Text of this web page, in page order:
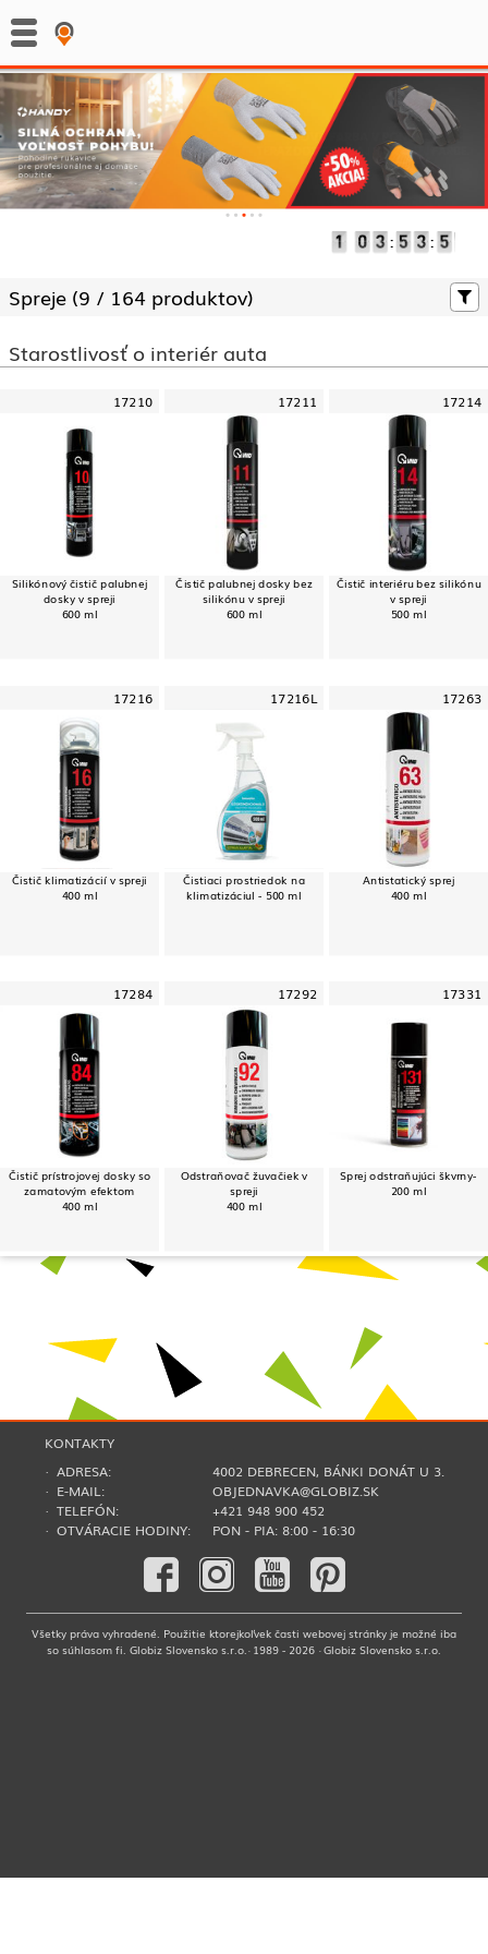
: :
Spreje (9 / 164 produktov)
Starostlivosť o interiér auta
17210
Silikónový čistič palubnej
dosky v spreji
600 ml
17211
Čistič palubnej dosky bez
silikónu v spreji
600 ml
17214
Čistič interiéru bez silikónu
v spreji
500 ml
17216
Čistič klimatizácií v spreji
400 ml
17216L
Čistiaci prostriedok na
klimatizáciul - 500 ml
17263
Antistatický sprej
400 ml
17284
Čistič prístrojovej dosky so
zamatovým efektom
400 ml
17292
Odstraňovač žuvačiek v
spreji
400 ml
17331
Sprej odstraňujúci škvrny-
200 ml
KONTAKTY
· ADRESA:
4002 DEBRECEN, BÁNKI DONÁT U 3.
· E-MAIL:
OBJEDNAVKA@GLOBIZ.SK
· TELEFÓN:
+421 948 900 452
· OTVÁRACIE HODINY:
PON - PIA: 8:00 - 16:30
Všetky práva vyhradené. Použitie ktorejkoľvek časti webovej stránky je možné iba
so súhlasom fi. Globiz Slovensko s.r.o.· 1989 - 2026 · Globiz Slovensko s.r.o.